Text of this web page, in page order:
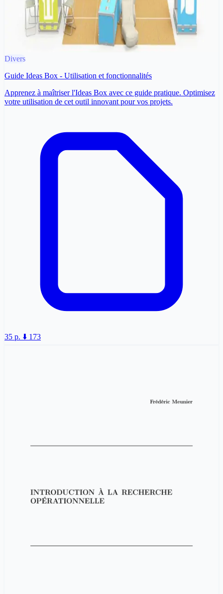
Divers
Guide Ideas Box - Utilisation et fonctionnalités
Apprenez à maîtriser l'Ideas Box avec ce guide pratique. Optimisez
votre utilisation de cet outil innovant pour vos projets.
35 p. ⬇️ 173